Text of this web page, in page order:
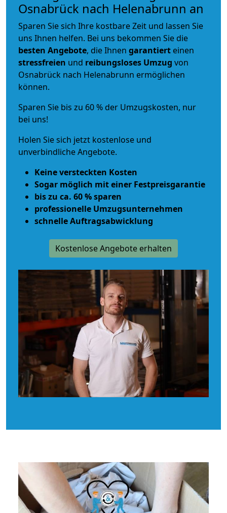
Osnabrück nach Helenabrunn an
Sparen Sie sich Ihre kostbare Zeit und lassen Sie
uns Ihnen helfen. Bei uns bekommen Sie die
besten Angebote, die Ihnen garantiert einen
stressfreien und reibungsloses Umzug von
Osnabrück nach Helenabrunn ermöglichen
können.
Sparen Sie bis zu 60 % der Umzugskosten, nur
bei uns!
Holen Sie sich jetzt kostenlose und
unverbindliche Angebote.
Keine versteckten Kosten
Sogar möglich mit einer Festpreisgarantie
bis zu ca. 60 % sparen
professionelle Umzugsunternehmen
schnelle Auftragsabwicklung
Kostenlose Angebote erhalten